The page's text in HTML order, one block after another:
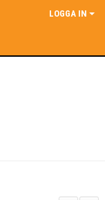
LOGGA IN